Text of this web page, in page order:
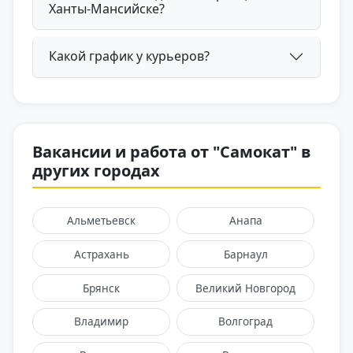
Ханты-Мансийске?
Какой график у курьеров?
Вакансии и работа от "Самокат" в
других городах
Альметьевск Анапа
Астрахань Барнаул
Брянск Великий Новгород
Владимир Волгоград